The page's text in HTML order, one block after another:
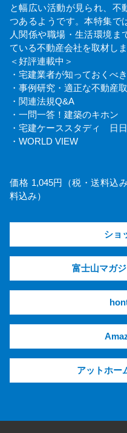
と幅広い活動が見られ、不
つあるようです。本特集で
人関係や職場・生活環境ま
ている不動産会社を取材しま
＜好評連載中＞
・宅建業者が知っておくべ
・事例研究・適正な不動産
・関連法規Q&A
・一問一答！建築のキホン
・宅建ケーススタディ 日
・WORLD VIEW
価格 1,045円（税・送料込
料込み）
ショ
富士山マガ
アットホー